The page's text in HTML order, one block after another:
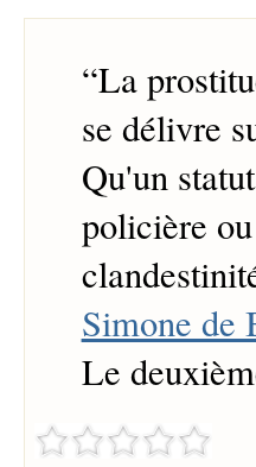
“La
se délivre
Qu'un
policière
Simone de
Le